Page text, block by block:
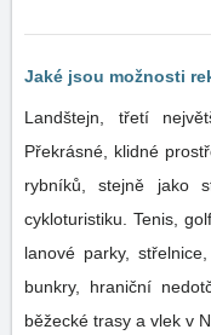
Jaké jsou možnosti
Landštejn, třetí
Překrásné, klidné
rybníků, stejně jako
cykloturistiku. Tenis,
lanové parky,
bunkry, hraniční
běžecké trasy a vlek v